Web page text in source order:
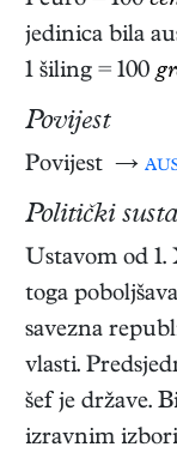
jedinica bila
1 šiling = 100
Povijest
Povijest →
Politički
Ustavom od 1.
toga
savezna
vlasti.
šef je države.
izravnim